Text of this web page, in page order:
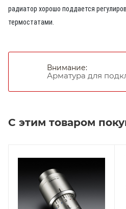
радиатор хорошо поддается
термостатами.
Внимание:
Арматура для
С этим товаром